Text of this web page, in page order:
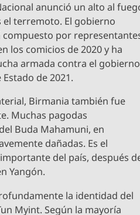
anunció un alto al
el terremoto. El gobierno
compuesto por
los comicios de 2020 y ha
armada contra el gobierno
de 2021.
Birmania también fue
Muchas pagodas
Buda Mahamuni, en
dañadas. Es el
del país, después
Yangón.
la identidad del
Myint. Según la mayoría